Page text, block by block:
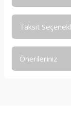
Taksit
Önerileriniz